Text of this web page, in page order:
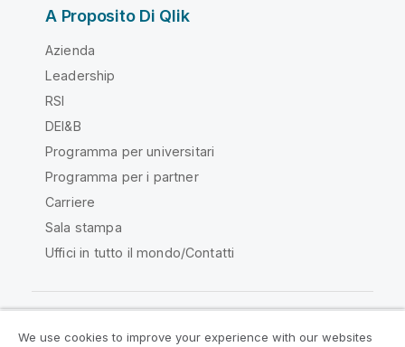
A Proposito Di Qlik
Azienda
Leadership
RSI
DEI&B
Programma per universitari
Programma per i partner
Carriere
Sala stampa
Uffici in tutto il mondo/Contatti
We use cookies to improve your experience with our websites